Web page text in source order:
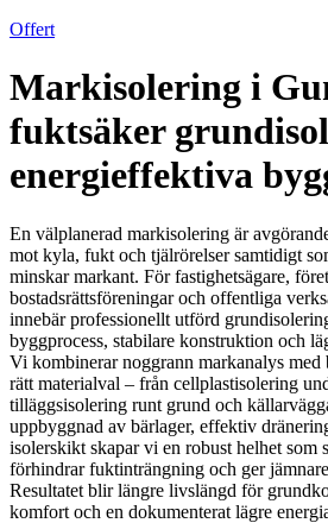
Offert
Markisolering i
fuktsäker
energieffektiva
En välplanerad markisolering är
mot kyla, fukt och tjälrörelser samtidigt
minskar markant. För fastighetsägare,
bostadsrättsföreningar och offentliga
innebär professionellt utförd
byggprocess, stabilare konstruktion och
Vi kombinerar noggrann markanalys med
rätt materialval – från cellplastisolering
tilläggsisolering runt grund och
uppbyggnad av bärlager, effektiv
isolerskikt skapar vi en robust helhet som
förhindrar fuktinträngning och ger
Resultatet blir längre livslängd för
komfort och en dokumenterat lägre